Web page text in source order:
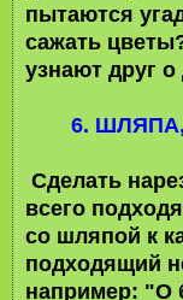
пытаются
сажать
узнают друг о
6.
Сделать
всего
со шляпой к
подходящий
например: "О